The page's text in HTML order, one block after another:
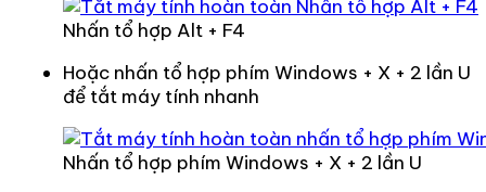
Nhấn tổ hợp Alt + F4
Hoặc nhấn tổ hợp phím Windows + X + 2 lần U
để tắt máy tính nhanh
Nhấn tổ hợp phím Windows + X + 2 lần U